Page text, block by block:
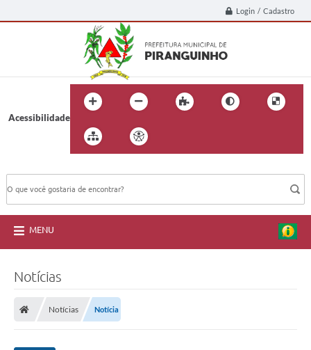
Login / Cadastro
Acessibilidade
MENU
Notícias
Notícias Notícia